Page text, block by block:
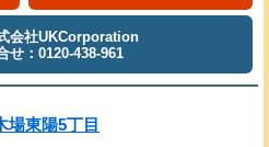
会社UKCorporation
せ：0120-438-961
東陽5丁目